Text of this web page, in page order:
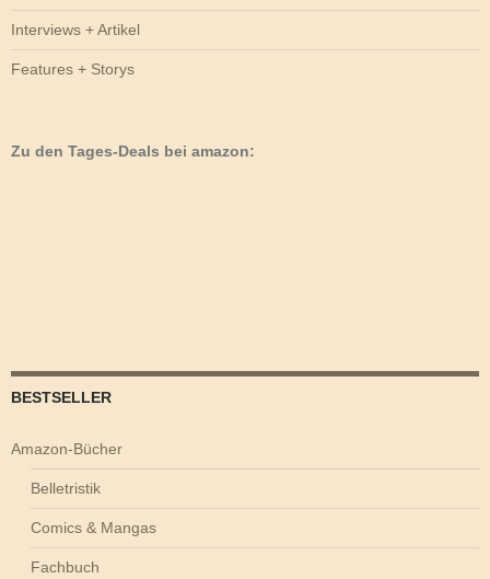
Interviews + Artikel
Features + Storys
Zu den Tages-Deals bei amazon:
BESTSELLER
Amazon-Bücher
Belletristik
Comics & Mangas
Fachbuch